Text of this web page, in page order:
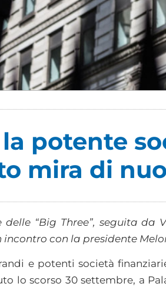
potente
mira di
“Big Three”, seguita da
incontro con la presidente
e potenti società
lo scorso 30 settembre, a